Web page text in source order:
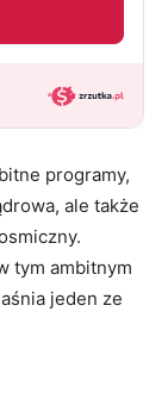
programy,
ale także
tym ambitnym
jeden ze